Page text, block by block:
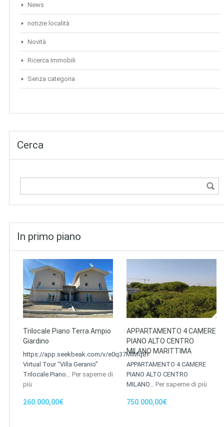
News
notizie località
Novità
Ricerca Immobili
Senza categoria
Cerca
In primo piano
Trilocale Piano Terra Ampio
Giardino
https://app.seekbeak.com/v/e0q37MlMq8Y
Virtual Tour “Villa Geranio”
Trilocale Piano… Per saperne di
più
260.000,00€
APPARTAMENTO 4 CAMERE
PIANO ALTO CENTRO
MILANO MARITTIMA
APPARTAMENTO 4 CAMERE
PIANO ALTO CENTRO
MILANO… Per saperne di più
750.000,00€